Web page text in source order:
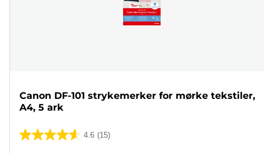
Canon DF-101 strykemerker for mørke tekstiler,
A4, 5 ark
4.6 (15)
4.6